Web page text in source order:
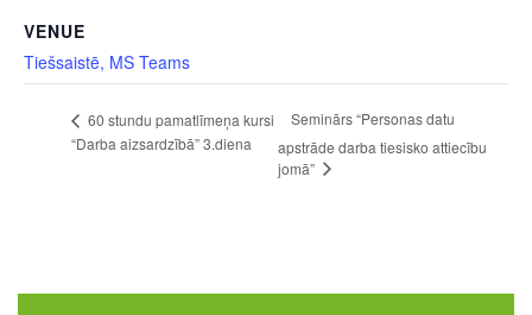
VENUE
Tiešsaistē, MS Teams
60 stundu pamatlīmeņa kursi
“Darba aizsardzībā” 3.diena
Seminārs “Personas datu
apstrāde darba tiesisko attiecību
jomā”